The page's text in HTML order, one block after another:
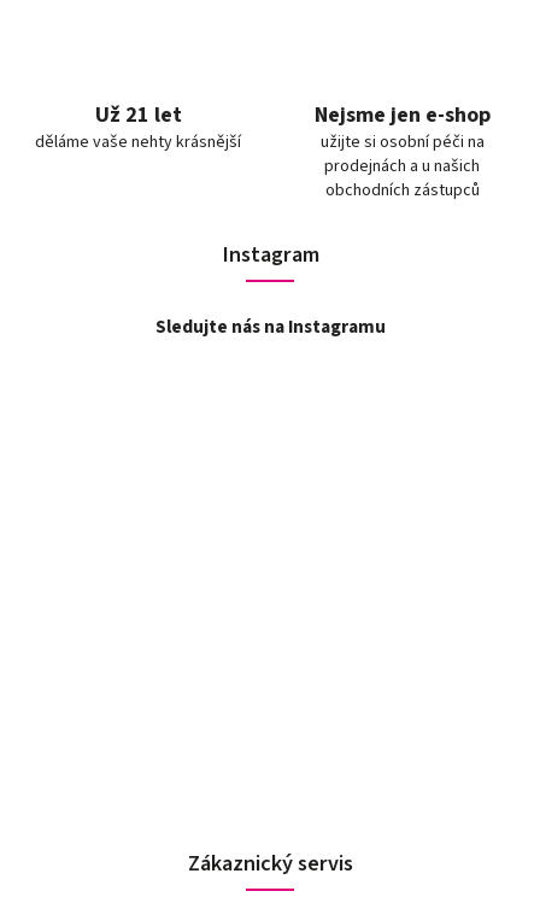
Už 21 let
děláme vaše nehty krásnější
Nejsme jen e-shop
užijte si osobní péči na
prodejnách a u našich
obchodních zástupců
Instagram
Sledujte nás na Instagramu
Zákaznický servis